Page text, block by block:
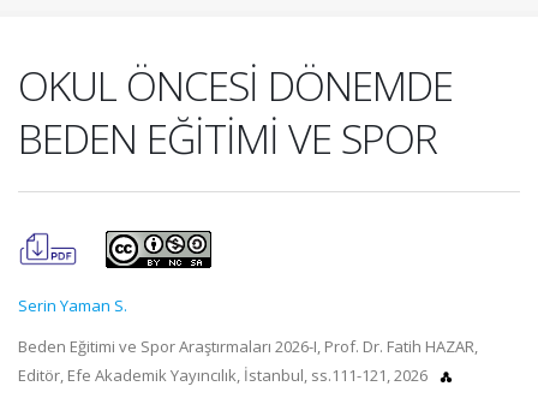
OKUL ÖNCESİ DÖNEMDE
BEDEN EĞİTİMİ VE SPOR
Serin Yaman S.
Beden Eğitimi ve Spor Araştırmaları 2026-I, Prof. Dr. Fatih HAZAR,
Editör, Efe Akademik Yayıncılık, İstanbul, ss.111-121, 2026